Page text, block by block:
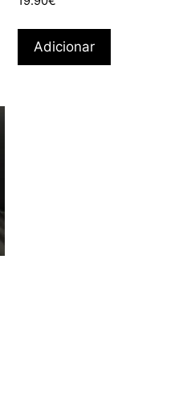
Adicionar